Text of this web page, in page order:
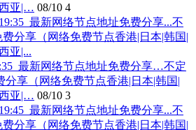
亚|… 08/10 4
最新网络节点地址免费分享…不定
享（网络免费节点香港|日本|韩国|
亚|… 08/10 3